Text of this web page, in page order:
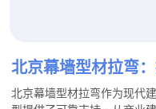
北京幕墙型材拉弯
重
北京幕墙型材拉弯作为现代